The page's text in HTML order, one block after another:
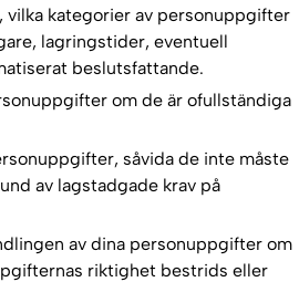
vilka kategorier av personuppgifter
lagringstider, eventuell
beslutsfattande.
om de är ofullständiga
såvida de inte måste
av lagstadgade krav på
av dina personuppgifter om
riktighet bestrids eller